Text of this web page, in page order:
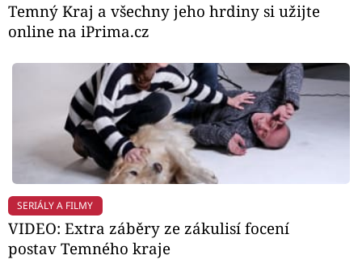
Temný Kraj a všechny jeho hrdiny si užijte
online na iPrima.cz
SERIÁLY A FILMY
VIDEO: Extra záběry ze zákulisí focení
postav Temného kraje